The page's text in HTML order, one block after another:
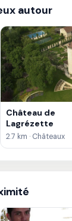
autour
Château de
Lagrézette
2.7 km · Châteaux